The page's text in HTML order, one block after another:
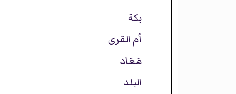
بكة
أم القرى
مَعَاد
البلد